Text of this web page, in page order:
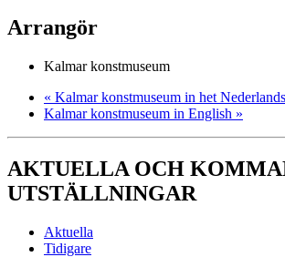
Arrangör
Kalmar konstmuseum
« Kalmar konstmuseum in het Nederlands
Kalmar konstmuseum in English »
AKTUELLA OCH
UTSTÄLLNINGAR
Aktuella
Tidigare